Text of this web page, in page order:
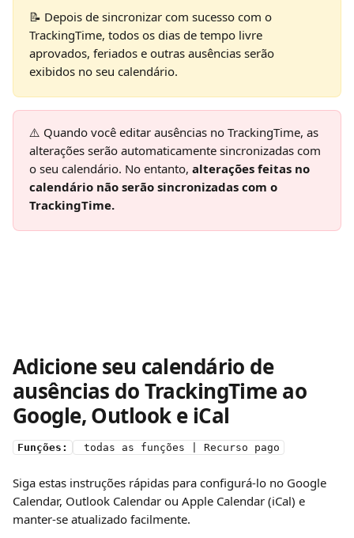
📝 Depois de sincronizar com sucesso com o
TrackingTime, todos os dias de tempo livre
aprovados, feriados e outras ausências serão
exibidos no seu calendário.
⚠️ Quando você editar ausências no TrackingTime, as
alterações serão automaticamente sincronizadas com
o seu calendário. No entanto, alterações feitas no
calendário não serão sincronizadas com o
TrackingTime.
Adicione seu calendário de
ausências do TrackingTime ao
Google, Outlook e iCal
Funções: todas as funções | Recurso pago
Siga estas instruções rápidas para configurá-lo no Google
Calendar, Outlook Calendar ou Apple Calendar (iCal) e
manter-se atualizado facilmente.